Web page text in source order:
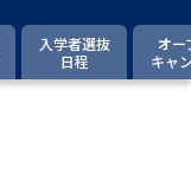
入学者選抜
日程
オー
キャ